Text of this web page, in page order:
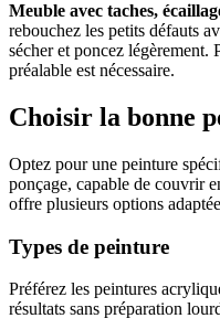
Meuble avec taches,
rebouchez les petits défauts
sécher et poncez légèrement.
préalable est nécessaire.
Choisir la bonne
Optez pour une peinture
ponçage, capable de couvrir
offre plusieurs options
Types de peinture
Préférez les peintures
résultats sans préparation